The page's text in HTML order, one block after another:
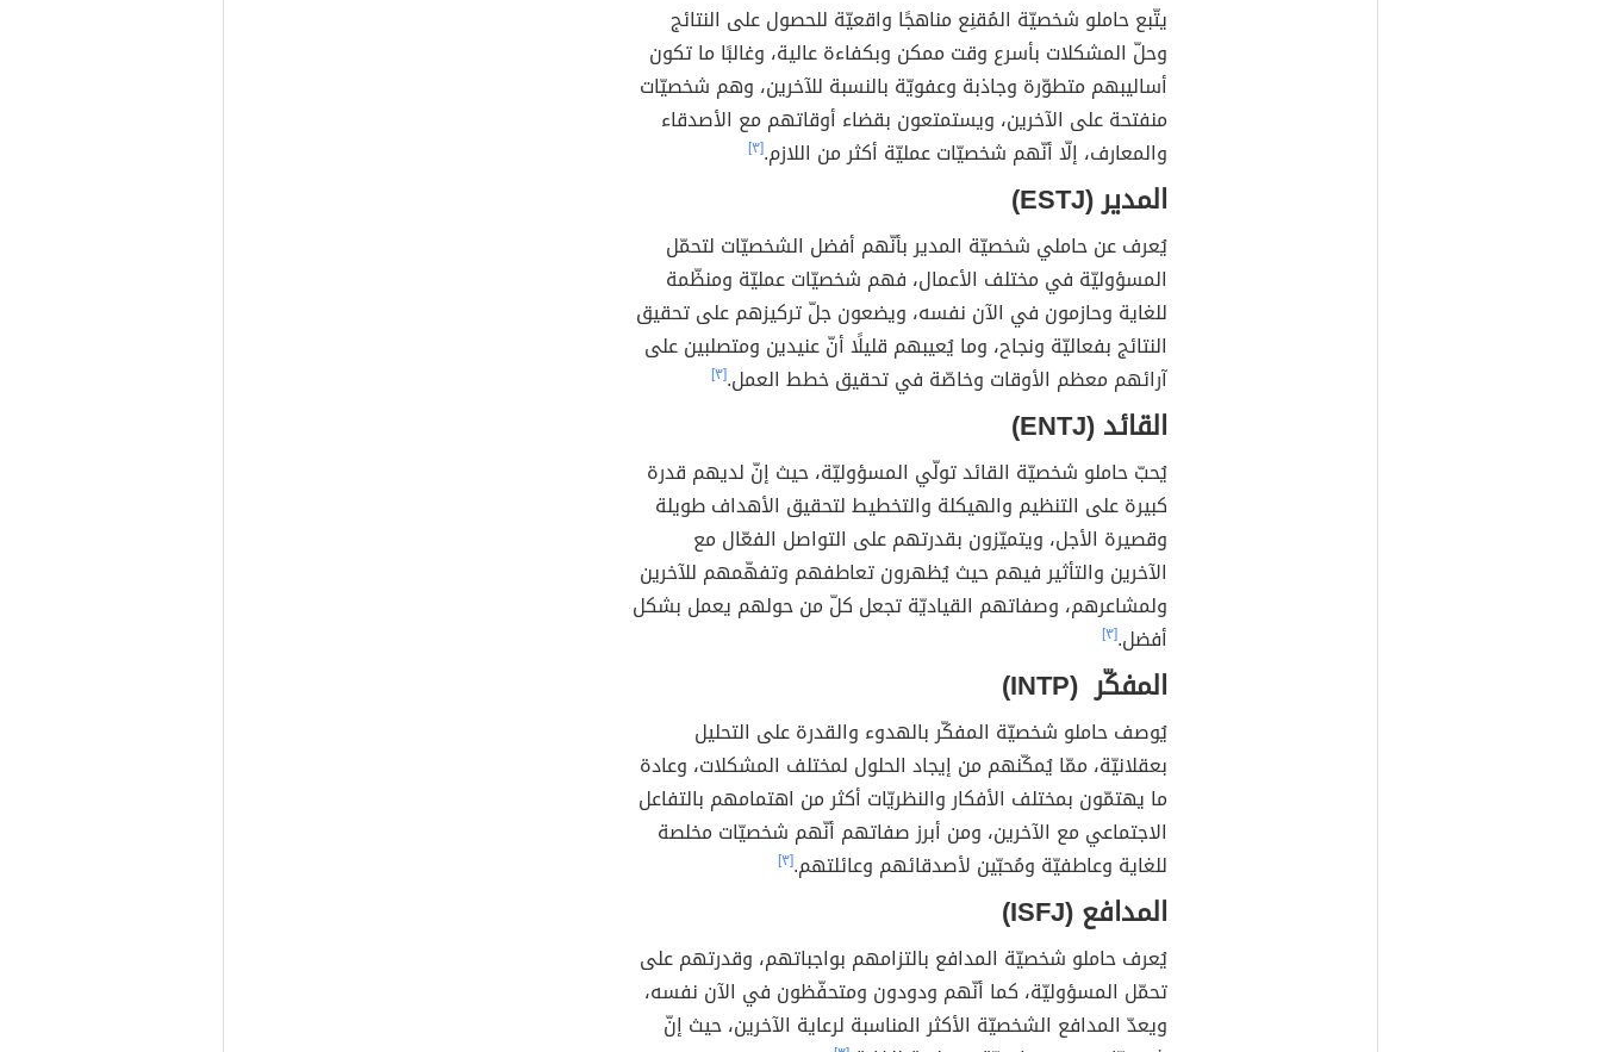
يتّبع حاملو شخصيّة المُقنِع مناهجًا واقعيّة للحصول على النتائج
وحلّ المشكلات بأسرع وقت ممكن وبكفاءة عالية، وغالبًا ما تكون
أساليبهم متطوّرة وجاذبة وعفويّة بالنسبة للآخرين، وهم شخصيّات
منفتحة على الآخرين، ويستمتعون بقضاء أوقاتهم مع الأصدقاء
والمعارف، إلّا أنّهم شخصيّات عمليّة أكثر من اللازم.[٣]
المدير (ESTJ)
يُعرف عن حاملي شخصيّة المدير بأنّهم أفضل الشخصيّات لتحمّل
المسؤوليّة في مختلف الأعمال، فهم شخصيّات عمليّة ومنظّمة
للغاية وحازمون في الآن نفسه، ويضعون جلّ تركيزهم على تحقيق
النتائج بفعاليّة ونجاح، وما يُعيبهم قليلًا أنّ عنيدين ومتصلبين على
آرائهم معظم الأوقات وخاصّة في تحقيق خطط العمل.[٣]
القائد (ENTJ)
يُحبّ حاملو شخصيّة القائد تولّي المسؤوليّة، حيث إنّ لديهم قدرة
كبيرة على التنظيم والهيكلة والتخطيط لتحقيق الأهداف طويلة
وقصيرة الأجل، ويتميّزون بقدرتهم على التواصل الفعّال مع
الآخرين والتأثير فيهم حيث يُظهرون تعاطفهم وتفهّمهم للآخرين
ولمشاعرهم، وصفاتهم القياديّة تجعل كلّ من حولهم يعمل بشكل
أفضل.[٣]
المفكّر (INTP)
يُوصف حاملو شخصيّة المفكّر بالهدوء والقدرة على التحليل
بعقلانيّة، ممّا يُمكّنهم من إيجاد الحلول لمختلف المشكلات، وعادة
ما يهتمّون بمختلف الأفكار والنظريّات أكثر من اهتمامهم بالتفاعل
الاجتماعي مع الآخرين، ومن أبرز صفاتهم أنّهم شخصيّات مخلصة
للغاية وعاطفيّة ومُحبّين لأصدقائهم وعائلتهم.[٣]
المدافع (ISFJ)
يُعرف حاملو شخصيّة المدافع بالتزامهم بواجباتهم، وقدرتهم على
تحمّل المسؤوليّة، كما أنّهم ودودون ومتحفّظون في الآن نفسه،
ويعدّ المدافع الشخصيّة الأكثر المناسبة لرعاية الآخرين، حيث إنّ